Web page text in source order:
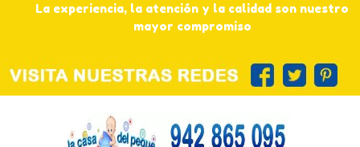
La experiencia, la atención y la calidad son nuestro
mayor compromiso